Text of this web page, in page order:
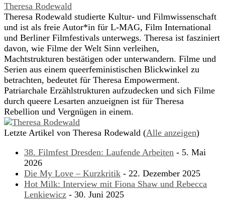
Theresa Rodewald
Theresa Rodewald studierte Kultur- und Filmwissenschaft
und ist als freie Autor*in für L-MAG, Film International
und Berliner Filmfestivals unterwegs. Theresa ist fasziniert
davon, wie Filme der Welt Sinn verleihen,
Machtstrukturen bestätigen oder unterwandern. Filme und
Serien aus einem queerfeministischen Blickwinkel zu
betrachten, bedeutet für Theresa Empowerment.
Patriarchale Erzählstrukturen aufzudecken und sich Filme
durch queere Lesarten anzueignen ist für Theresa
Rebellion und Vergnügen in einem.
Letzte Artikel von Theresa Rodewald (Alle anzeigen)
38. Filmfest Dresden: Laufende Arbeiten - 5. Mai
2026
Die My Love – Kurzkritik - 22. Dezember 2025
Hot Milk: Interview mit Fiona Shaw und Rebecca
Lenkiewicz - 30. Juni 2025